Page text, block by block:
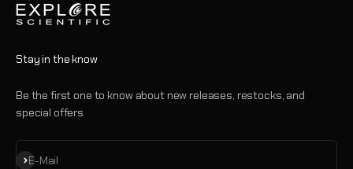
Stay in the know
Be the first one to know about new releases, restocks, and
special offers
E-Mail
Abonnieren